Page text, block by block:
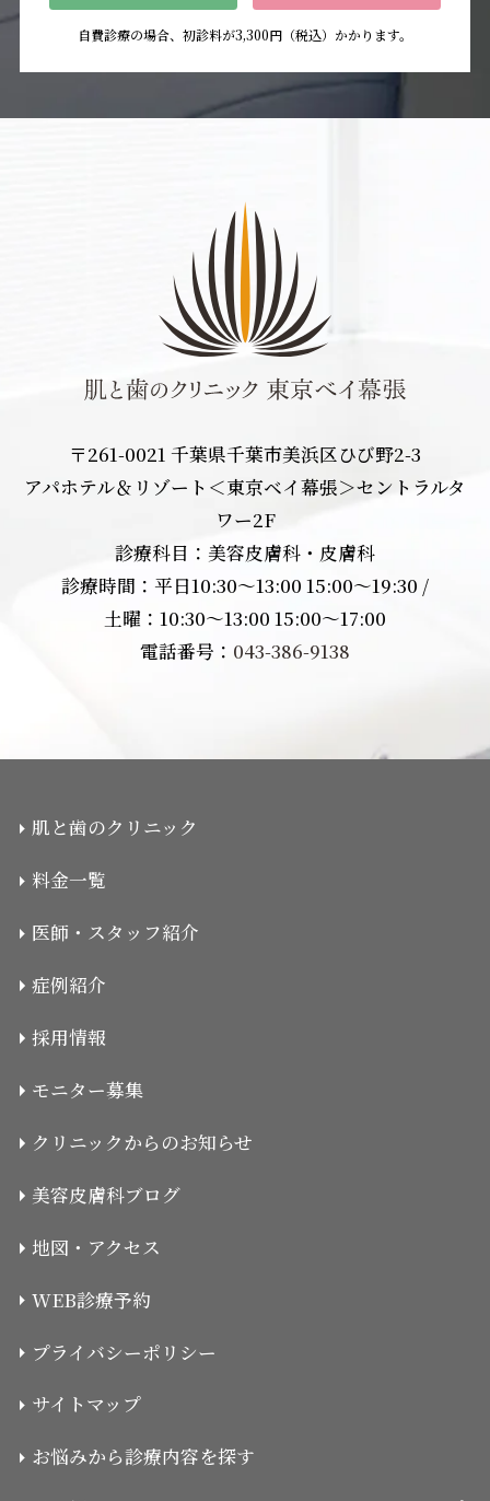
自費診療の場合、初診料が3,300円（税込）かかります。
〒261-0021 千葉県千葉市美浜区ひび野2-3
アパホテル＆リゾート＜東京ベイ幕張＞セントラルタ
ワー2F
診療科目：美容皮膚科・皮膚科
診療時間：平日10:30〜13:00 15:00〜19:30 /
土曜：10:30〜13:00 15:00〜17:00
電話番号： 043-386-9138
肌と歯のクリニック
料金一覧
医師・スタッフ紹介
症例紹介
採用情報
モニター募集
クリニックからのお知らせ
美容皮膚科ブログ
地図・アクセス
WEB診療予約
プライバシーポリシー
サイトマップ
お悩みから診療内容を探す